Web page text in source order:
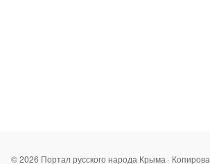
© 2026 Портал русского народа Крыма ·